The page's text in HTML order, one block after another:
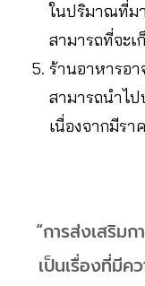
ในปริมาณที่ม
สามารถที่จะเ
ร้านอาหารอ
สามารถนำไ
เนื่องจากมีร
“การส่งเสริม
เป็นเรื่องที่มีค